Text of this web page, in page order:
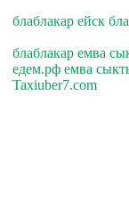
блаблакар ейск
блаблакар емва
едем.рф емва
Taxiuber7.com